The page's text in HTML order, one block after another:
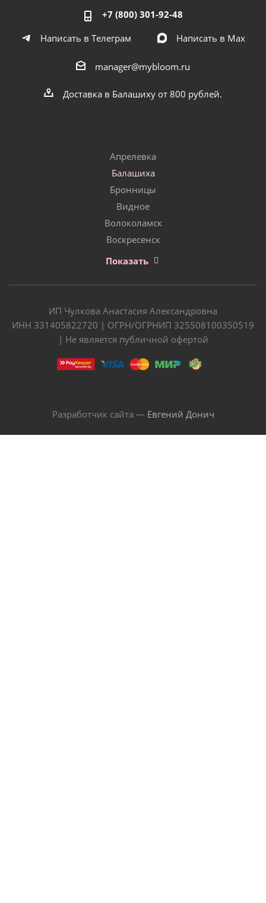
+7 (800) 301-92-48
Написать в Телеграм
Написать в Мах
manager@mybloom.ru
Доставка в Балашиху от 800 рублей.
Апрелевка
Балашиха
Бронницы
Видное
Волоколамск
Воскресенск
Показать
ИП Чулкова Анастасия Александровна
ИНН 331405822720 | ОГРН/ОГРНИП 325508100350519
| Не является публичной офертой
Разработчик сайта — Евгений Донич